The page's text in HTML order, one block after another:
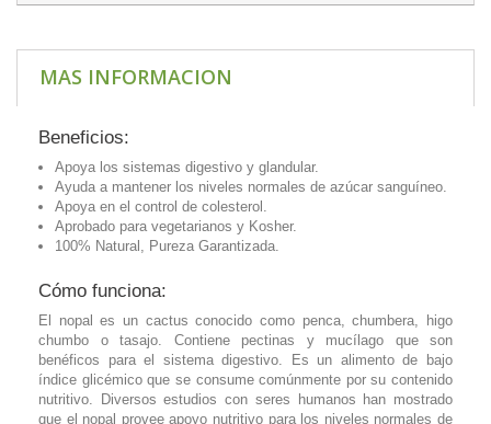
MAS INFORMACION
Beneficios:
Apoya los sistemas digestivo y glandular.
Ayuda a mantener los niveles normales de azúcar sanguíneo.
Apoya en el control de colesterol.
Aprobado para vegetarianos y Kosher.
100% Natural, Pureza Garantizada.
Cómo funciona:
El nopal es un cactus conocido como penca, chumbera, higo
chumbo o tasajo. Contiene pectinas y mucílago que son
benéficos para el sistema digestivo. Es un alimento de bajo
índice glicémico que se consume comúnmente por su contenido
nutritivo. Diversos estudios con seres humanos han mostrado
que el nopal provee apoyo nutritivo para los niveles normales de